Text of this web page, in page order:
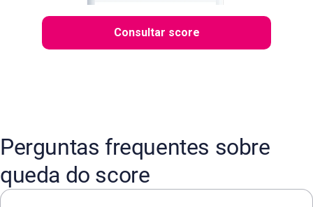
Consultar score
Perguntas frequentes sobre
queda do score